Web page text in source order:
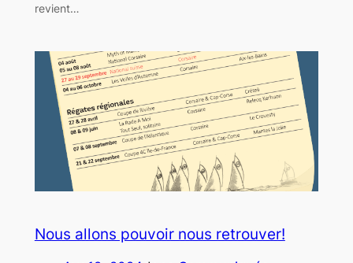
revient…
Nous allons pouvoir nous retrouver!